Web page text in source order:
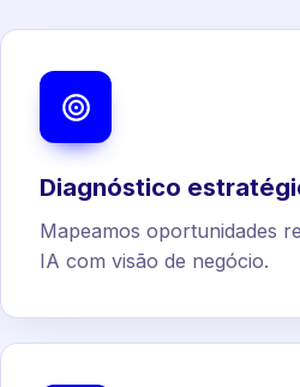
Diagnóstico
Mapeamos oportunidades
IA com visão de negócio.